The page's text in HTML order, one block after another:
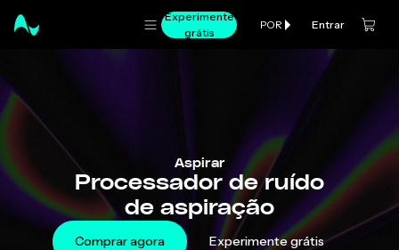
Experimente
grátis
POR Entrar
Aspirar
Processador de ruído
de aspiração
Comprar agora Experimente grátis